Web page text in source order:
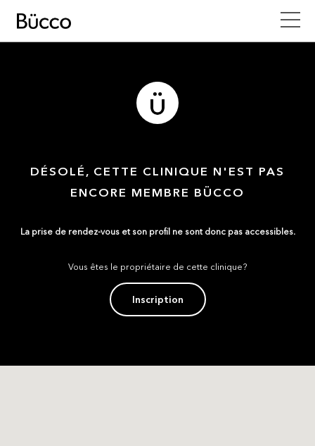
DÉSOLÉ, CETTE CLINIQUE N'EST PAS
ENCORE MEMBRE BÜCCO
La prise de rendez-vous et son profil ne sont donc pas accessibles.
Vous êtes le propriétaire de cette clinique?
Inscription